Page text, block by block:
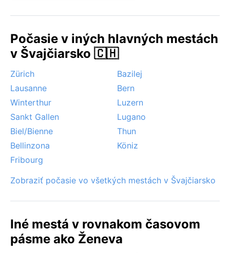
hmlu a občasné sneženie, ale mesto nie je zasypané
vietor z Álp, ktorý v zime dokáže výrazne zdvihnúť
teploty. Výrazné extrémy ako hurikány či monzúny tu
nehrozia, takže klíma je počas celého roka prívetivá a
vyvážená.
Počasie v iných hlavných mestách
v Švajčiarsko 🇨🇭
Zürich
Bazilej
Lausanne
Bern
Winterthur
Luzern
Sankt Gallen
Lugano
Biel/Bienne
Thun
Bellinzona
Köniz
Fribourg
Zobraziť počasie vo všetkých mestách v Švajčiarsko
Iné mestá v rovnakom časovom
pásme ako Ženeva